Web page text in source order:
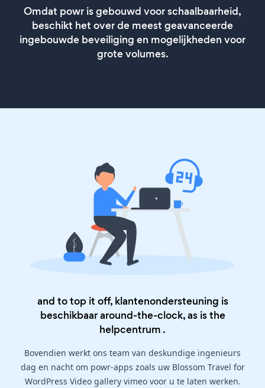
Omdat powr is gebouwd voor schaalbaarheid,
beschikt het over de meest geavanceerde
ingebouwde beveiliging en mogelijkheden voor
grote volumes.
and to top it off, klantenondersteuning is
beschikbaar around-the-clock, as is the
helpcentrum .
Bovendien werkt ons team van deskundige ingenieurs
dag en nacht om powr-apps zoals uw Blossom Travel for
WordPress Video gallery vimeo voor u te laten werken.